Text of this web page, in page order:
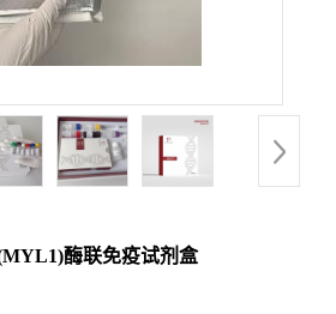
酶联免疫试剂盒